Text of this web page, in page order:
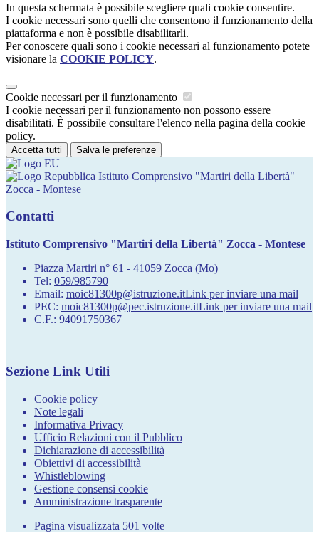
In questa schermata è possibile scegliere quali cookie consentire.
I cookie necessari sono quelli che consentono il funzionamento della
piattaforma e non è possibile disabilitarli.
Per conoscere quali sono i cookie necessari al funzionamento potete
visionare la COOKIE POLICY.
Cookie necessari per il funzionamento
I cookie necessari per il funzionamento non possono essere
disabilitati. È possibile consultare l'elenco nella pagina della cookie
policy.
Accetta tutti Salva le preferenze
Istituto Comprensivo "Martiri della Libertà"
Zocca - Montese
Contatti
Istituto Comprensivo "Martiri della Libertà" Zocca - Montese
Piazza Martiri n° 61 - 41059 Zocca (Mo)
Tel: 059/985790
Email: moic81300p@istruzione.itLink per inviare una mail
PEC: moic81300p@pec.istruzione.itLink per inviare una mail
C.F.: 94091750367
Sezione Link Utili
Cookie policy
Note legali
Informativa Privacy
Ufficio Relazioni con il Pubblico
Dichiarazione di accessibilità
Obiettivi di accessibilità
Whistleblowing
Gestione consensi cookie
Amministrazione trasparente
Pagina visualizzata 501 volte